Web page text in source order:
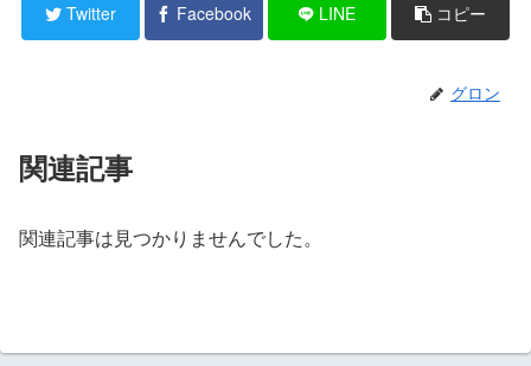
Twitter Facebook LINE コピー
グロン
関連記事
関連記事は見つかりませんでした。